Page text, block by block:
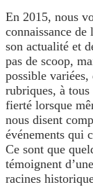
En 2015, nous
connaissance
son actualité et
pas de scoop,
possible
rubriques, à tous
fierté lorsque
nous disent
événements qui
Ce sont que
témoignent
racines